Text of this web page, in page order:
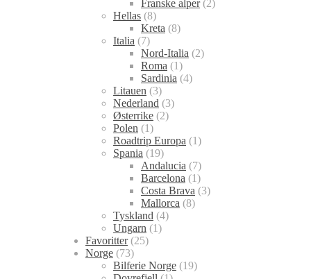
Franske alper(2)
Hellas (8)
Kreta (8)
Italia (7)
Nord-Italia (2)
Roma (1)
Sardinia (4)
Litauen (3)
Nederland (3)
Østerrike (2)
Polen (1)
Roadtrip Europa (1)
Spania (19)
Andalucia (7)
Barcelona (1)
Costa Brava (3)
Mallorca (8)
Tyskland (4)
Ungarn (1)
Favoritter(25)
Norge (73)
Bilferie Norge (19)